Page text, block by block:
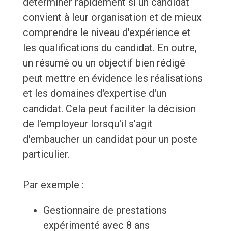
convient à leur organisation et de mieux
comprendre le niveau d'expérience et
les qualifications du candidat. En outre,
un résumé ou un objectif bien rédigé
peut mettre en évidence les réalisations
et les domaines d'expertise d'un
candidat. Cela peut faciliter la décision
de l'employeur lorsqu'il s'agit
d'embaucher un candidat pour un poste
particulier.
Par exemple :
Gestionnaire de prestations
expérimenté avec 8 ans